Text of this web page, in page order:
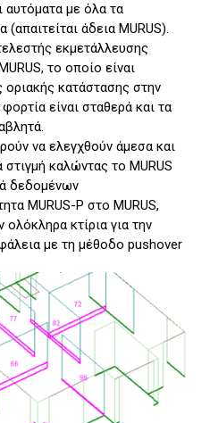
αυτόματα με όλα τα
άδεια MURUS).
εκμετάλλευσης
το οποίο είναι
κατάστασης στην
είναι σταθερά και τα
να ελεγχθούν άμεσα και
καλώντας το MURUS
δεδομένων
MURUS-P στο MURUS,
κτίρια για την
με τη μέθοδο pushover